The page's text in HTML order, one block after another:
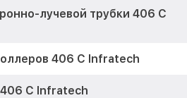
лучевой трубки 406 С
406 С Infratech
406 С Infratech